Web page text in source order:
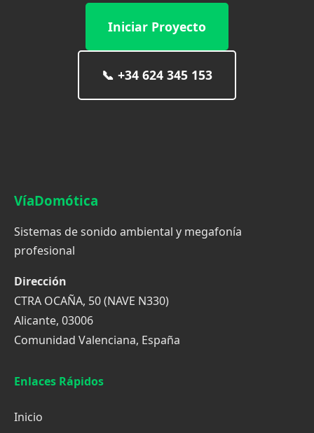
Iniciar Proyecto
📞 +34 624 345 153
VíaDomótica
Sistemas de sonido ambiental y megafonía
profesional
Dirección
CTRA OCAÑA, 50 (NAVE N330)
Alicante, 03006
Comunidad Valenciana, España
Enlaces Rápidos
Inicio